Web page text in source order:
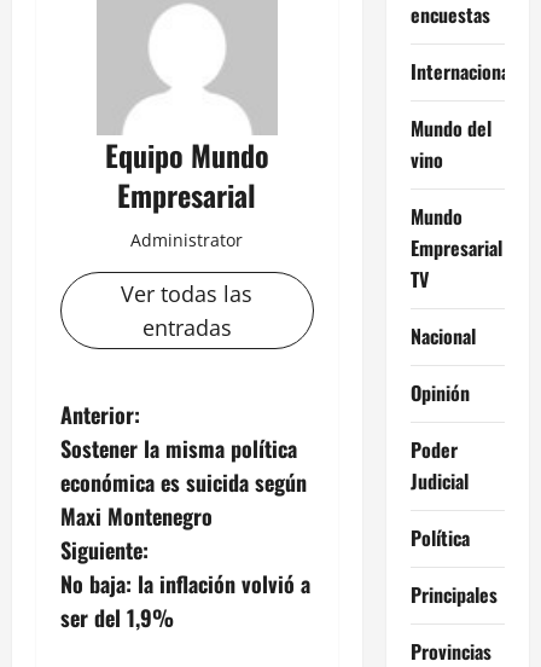
Equipo Mundo
Empresarial
Administrator
Ver todas las
entradas
N
a
v
e
g
Anterior:
Sostener la misma política
económica es suicida según
Maxi Montenegro
Siguiente:
No baja: la inflación volvió a
ser del 1,9%
encuestas
Internacional
Mundo del
vino
Mundo
Empresarial
TV
Nacional
Opinión
Poder
Judicial
Política
Principales
Provincias